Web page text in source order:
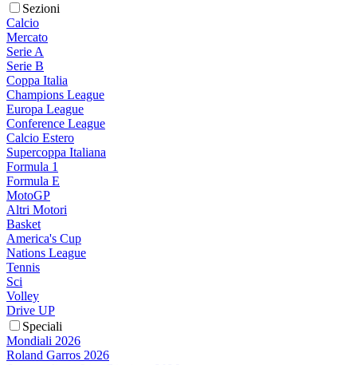
Sezioni
Calcio
Mercato
Serie A
Serie B
Coppa Italia
Champions League
Europa League
Conference League
Calcio Estero
Supercoppa Italiana
Formula 1
Formula E
MotoGP
Altri Motori
Basket
America's Cup
Nations League
Tennis
Sci
Volley
Drive UP
Speciali
Mondiali 2026
Roland Garros 2026